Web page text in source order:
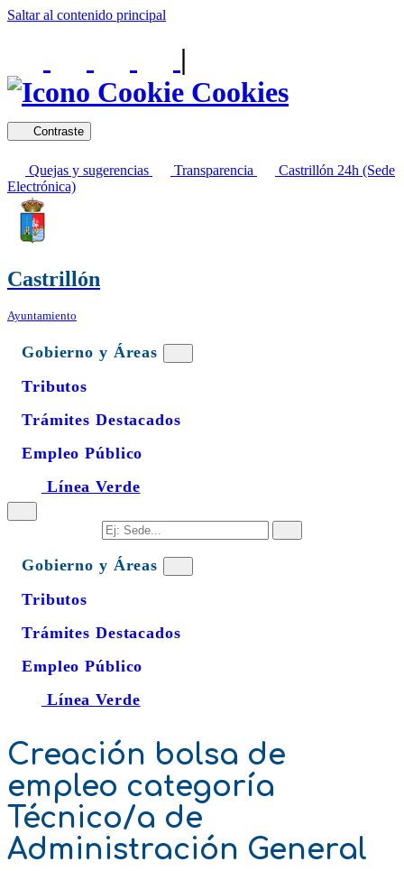
Saltar al contenido principal
|
Cookies
Contraste
Quejas y sugerencias Transparencia
Castrillón 24h (Sede
Electrónica)
Castrillón
Ayuntamiento
Gobierno y Áreas
Tributos
Trámites Destacados
Empleo Público
Línea Verde
Gobierno y Áreas
Tributos
Trámites Destacados
Empleo Público
Línea Verde
Creación bolsa de
empleo categoría
Técnico/a de
Administración General